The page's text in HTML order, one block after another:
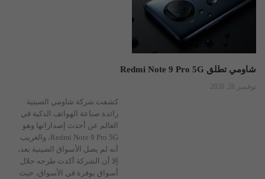
شاومي تطلق Redmi Note 9 Pro 5G
نوفمبر 28, 2020
كشفت شركة شاومي الصينية
رائدة صناعة الهواتف الذكية في
العالم عن أحدث إصداراتها وهو
Redmi Note 9 Pro 5G، والغريب
أنه لم يصل الأسواق الصينية بعد،
إلا أن الشركة أكدت طرحه حلال
أسواق بوفرة في الأسواق، حيث